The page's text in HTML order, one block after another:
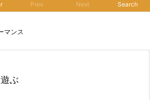
Prev Next Search
マンス
ぶ